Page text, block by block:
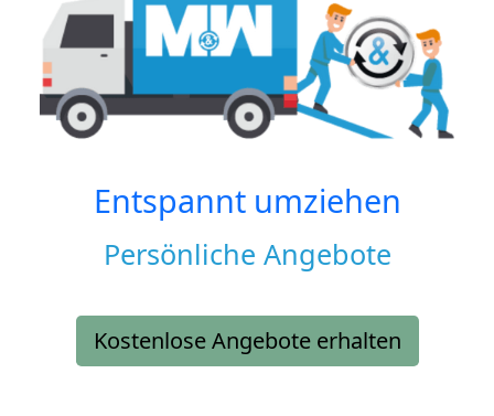
Entspannt umziehen
Persönliche Angebote
Kostenlose Angebote erhalten